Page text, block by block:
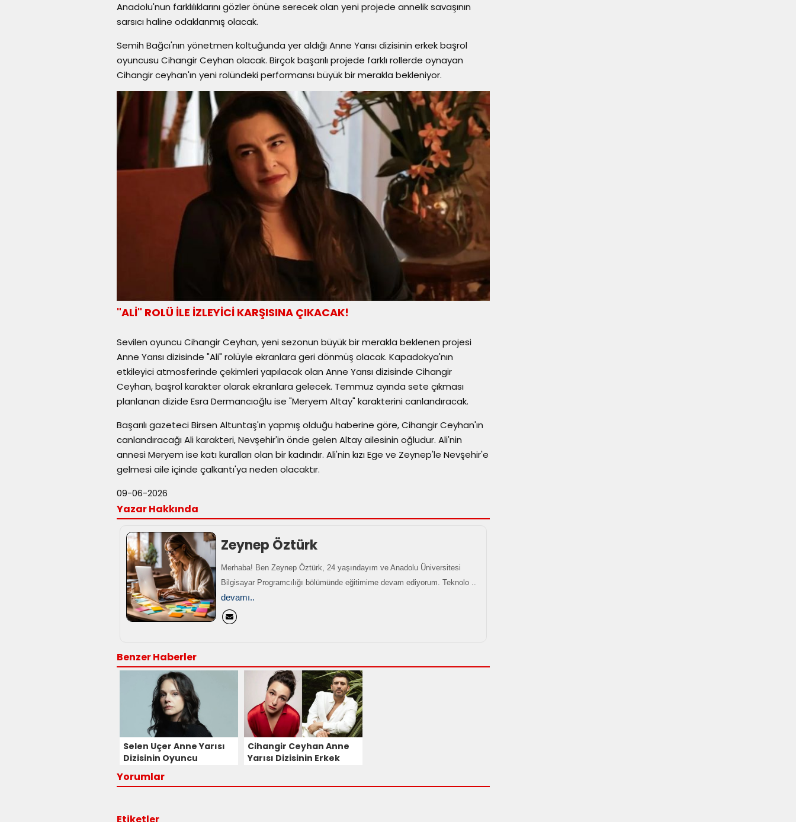
Anadolu'nun farklılıklarını gözler önüne serecek olan yeni projede annelik savaşının
sarsıcı haline odaklanmış olacak.
Semih Bağcı'nın yönetmen koltuğunda yer aldığı Anne Yarısı dizisinin erkek başrol
oyuncusu Cihangir Ceyhan olacak. Birçok başarılı projede farklı rollerde oynayan
Cihangir ceyhan'ın yeni rolündeki performansı büyük bir merakla bekleniyor.
"ALİ" ROLÜ İLE İZLEYİCİ KARŞISINA ÇIKACAK!
Sevilen oyuncu Cihangir Ceyhan, yeni sezonun büyük bir merakla beklenen projesi
Anne Yarısı dizisinde "Ali" rolüyle ekranlara geri dönmüş olacak. Kapadokya'nın
etkileyici atmosferinde çekimleri yapılacak olan Anne Yarısı dizisinde Cihangir
Ceyhan, başrol karakter olarak ekranlara gelecek. Temmuz ayında sete çıkması
planlanan dizide Esra Dermancıoğlu ise "Meryem Altay" karakterini canlandıracak.
Başarılı gazeteci Birsen Altuntaş'ın yapmış olduğu haberine göre, Cihangir Ceyhan'ın
canlandıracağı Ali karakteri, Nevşehir'in önde gelen Altay ailesinin oğludur. Ali'nin
annesi Meryem ise katı kuralları olan bir kadındır. Ali'nin kızı Ege ve Zeynep'le Nevşehir'e
gelmesi aile içinde çalkantı'ya neden olacaktır.
09-06-2026
Yazar Hakkında
Zeynep Öztürk
Merhaba! Ben Zeynep Öztürk, 24 yaşındayım ve Anadolu Üniversitesi
Bilgisayar Programcılığı bölümünde eğitimime devam ediyorum. Teknolo ..
devamı..
Benzer Haberler
Selen Uçer Anne Yarısı
Dizisinin Oyuncu
Cihangir Ceyhan Anne
Yarısı Dizisinin Erkek
Yorumlar